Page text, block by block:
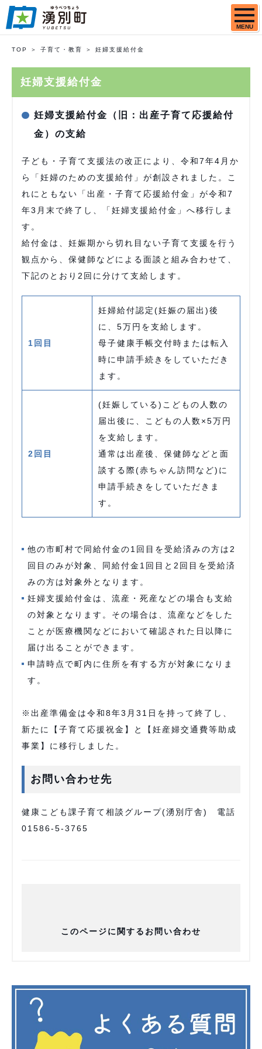
MENU
TOP 子育て・教育 妊婦支援給付金
妊婦支援給付金
妊婦支援給付金（旧：出産子育て応援給付
金）の支給
子ども・子育て支援法の改正により、令和7年4月か
ら「妊婦のための支援給付」が創設されました。こ
れにともない「出産・子育て応援給付金」が令和7
年3月末で終了し、「妊婦支援給付金」へ移行しま
す。
給付金は、妊娠期から切れ目ない子育て支援を行う
観点から、保健師などによる面談と組み合わせて、
下記のとおり2回に分けて支給します。
1回目
妊婦給付認定(妊娠の届出)後
に、5万円を支給します。
母子健康手帳交付時または転入
時に申請手続きをしていただき
ます。
2回目
(妊娠している)こどもの人数の
届出後に、こどもの人数×5万円
を支給します。
通常は出産後、保健師などと面
談する際(赤ちゃん訪問など)に
申請手続きをしていただきま
す。
他の市町村で同給付金の1回目を受給済みの方は2
回目のみが対象、同給付金1回目と2回目を受給済
みの方は対象外となります。
妊婦支援給付金は、流産・死産などの場合も支給
の対象となります。その場合は、流産などをした
ことが医療機関などにおいて確認された日以降に
届け出ることができます。
申請時点で町内に住所を有する方が対象になりま
す。
※出産準備金は令和8年3月31日を持って終了し、
新たに【子育て応援祝金】と【妊産婦交通費等助成
事業】に移行しました。
お問い合わせ先
健康こども課子育て相談グループ(湧別庁舎) 電話
01586-5-3765
このページに関するお問い合わせ